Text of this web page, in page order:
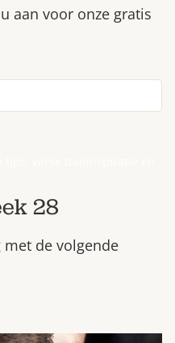
aan voor onze gratis
28
met de volgende